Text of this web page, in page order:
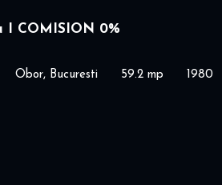
I COMISION 0%
Obor, Bucuresti 59.2 mp 1980